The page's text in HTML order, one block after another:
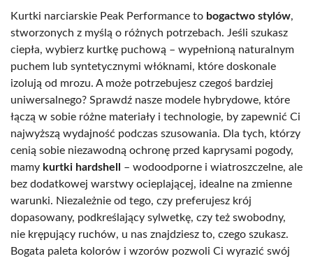
Kurtki narciarskie Peak Performance to bogactwo stylów,
stworzonych z myślą o różnych potrzebach. Jeśli szukasz
ciepła, wybierz kurtkę puchową – wypełnioną naturalnym
puchem lub syntetycznymi włóknami, które doskonale
izolują od mrozu. A może potrzebujesz czegoś bardziej
uniwersalnego? Sprawdź nasze modele hybrydowe, które
łączą w sobie różne materiały i technologie, by zapewnić Ci
najwyższą wydajność podczas szusowania. Dla tych, którzy
cenią sobie niezawodną ochronę przed kaprysami pogody,
mamy kurtki hardshell
– wodoodporne i wiatroszczelne, ale
bez dodatkowej warstwy ocieplającej, idealne na zmienne
warunki. Niezależnie od tego, czy preferujesz krój
dopasowany, podkreślający sylwetkę, czy też swobodny,
nie krępujący ruchów, u nas znajdziesz to, czego szukasz.
Bogata paleta kolorów i wzorów pozwoli Ci wyrazić swój